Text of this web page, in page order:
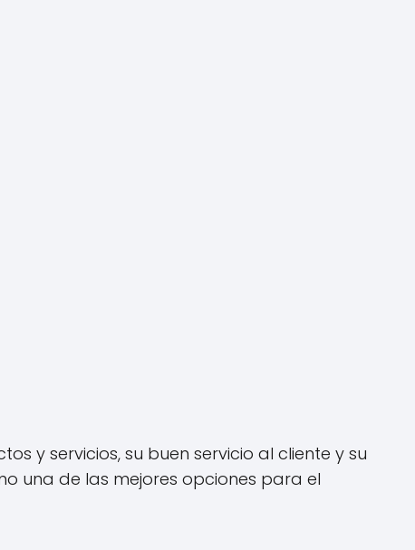
y servicios, su buen servicio al cliente y su
una de las mejores opciones para el